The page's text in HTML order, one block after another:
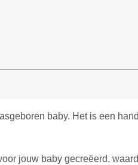
baby. Het is een
jouw baby gecreëerd,